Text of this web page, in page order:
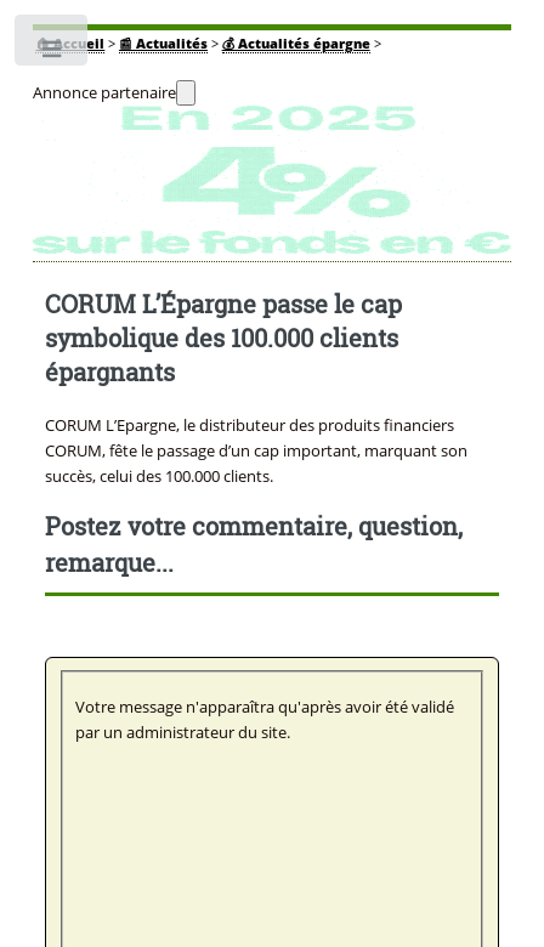
🏠Accueil > 📰 Actualités> 💰 Actualités épargne>
Annonce partenaire
CORUM L’Épargne passe le cap
symbolique des 100.000 clients
épargnants
CORUM L’Epargne, le distributeur des produits financiers
CORUM, fête le passage d’un cap important, marquant son
succès, celui des 100.000 clients.
Postez votre commentaire, question,
remarque...
Votre message n'apparaîtra qu'après avoir été validé
par un administrateur du site.
Toggle